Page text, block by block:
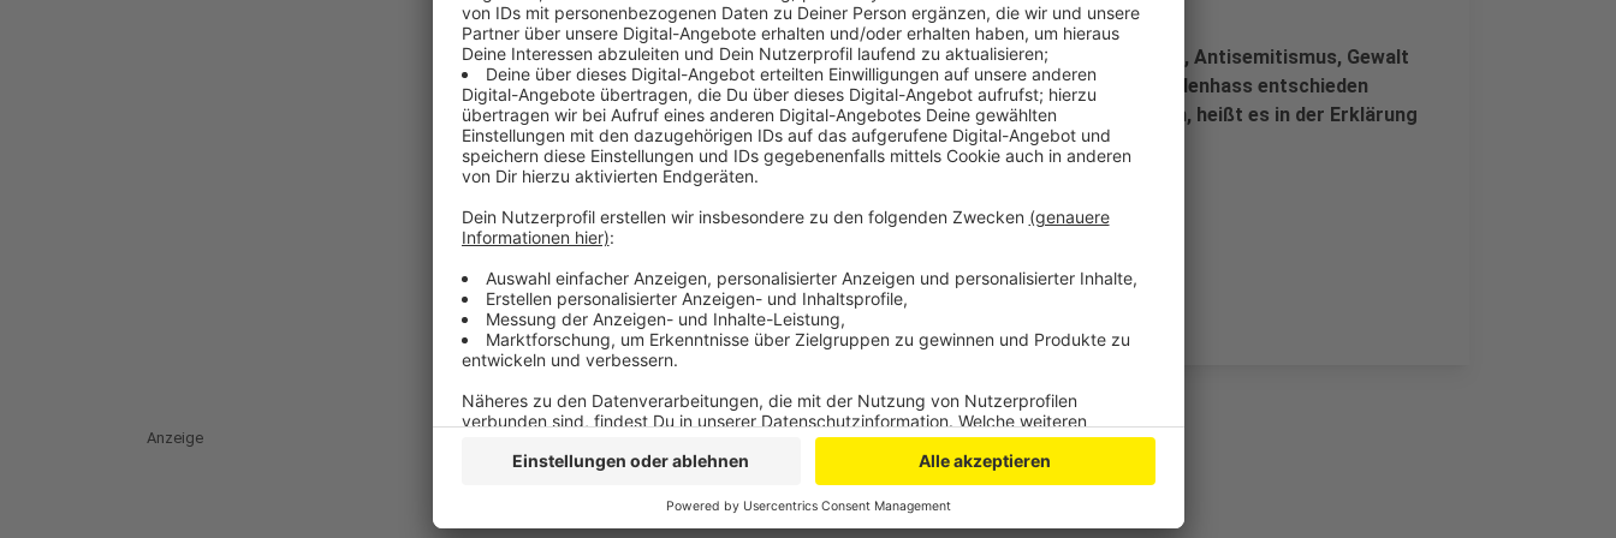
Anlass ist der Anschlag in Hanau kurz vor Karneval.
Die Erklärung richtet sich gegen jede Form von Fremdenhass, Antisemitismus, Gewalt
und Diskriminierung. Jeder sei dazu aufgefordert, sich Fremdenhass entschieden
entgegenzustellen und die Augen nicht davor zu verschließen, heißt es in der Erklärung
weiter.
Veröffentlicht:
Anzeige